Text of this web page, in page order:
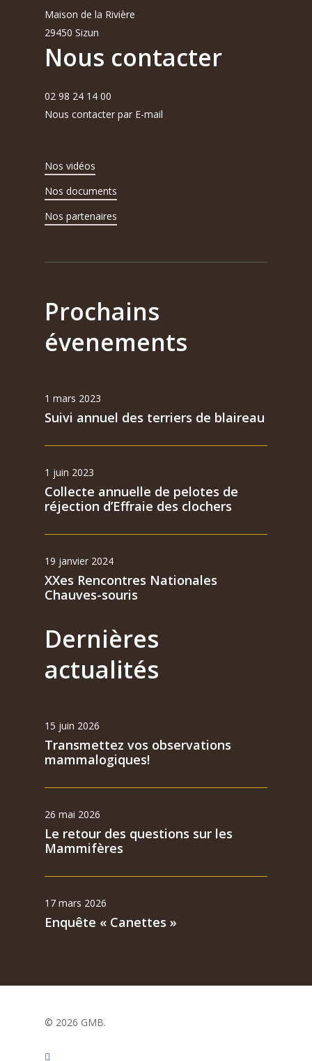
Maison de la Rivière
29450 Sizun
Nous contacter
02 98 24 14 00
Nous contacter par E-mail
Nos vidéos
Nos documents
Nos partenaires
Prochains
évenements
1 mars 2023
Suivi annuel des terriers de blaireau
1 juin 2023
Collecte annuelle de pelotes de
réjection d’Effraie des clochers
19 janvier 2024
XXes Rencontres Nationales
Chauves-souris
Dernières
actualités
15 juin 2026
Transmettez vos observations
mammalogiques!
26 mai 2026
Le retour des questions sur les
Mammifères
17 mars 2026
Enquête « Canettes »
© 2026 GMB.
facebook